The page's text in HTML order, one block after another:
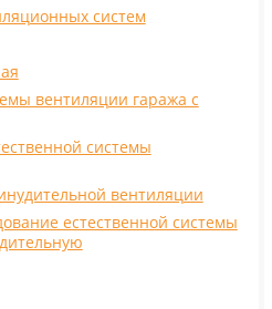
систем
вентиляции гаража с
системы
вентиляции
естественной системы